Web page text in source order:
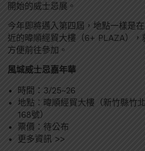
開始的威士忌展。
今年即將邁入第四屆，地點一樣是
近的暐順經貿大樓（6+ PLAZA），
方便前往參加。
風城威士忌嘉年華
時間：3/25~26
地點：暐順經貿大樓（新竹縣竹
168號）
票價：待公布
更多資訊 >>